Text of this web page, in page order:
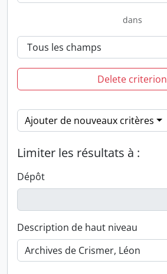
dans
Delete criterion
Ajouter de nouveaux critères
Limiter les résultats à :
Dépôt
Description de haut niveau